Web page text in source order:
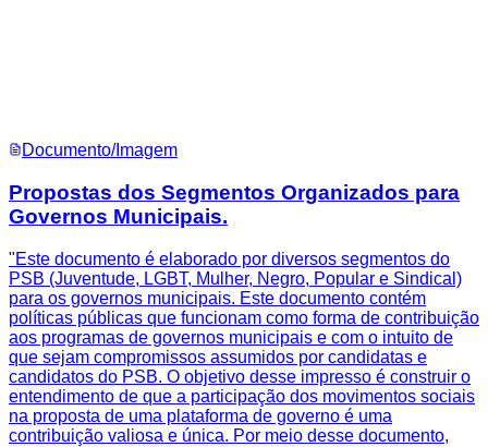
Documento/Imagem
Propostas dos Segmentos Organizados para
Governos Municipais.
"Este documento é elaborado por diversos segmentos do
PSB (Juventude, LGBT, Mulher, Negro, Popular e Sindical)
para os governos municipais. Este documento contém
políticas públicas que funcionam como forma de contribuição
aos programas de governos municipais e com o intuito de
que sejam compromissos assumidos por candidatas e
candidatos do PSB. O objetivo desse impresso é construir o
entendimento de que a participação dos movimentos sociais
na proposta de uma plataforma de governo é uma
contribuição valiosa e única. Por meio desse documento,